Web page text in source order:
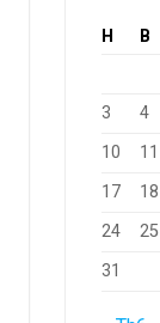
H B
3
4
10
11
17
18
24
25
31